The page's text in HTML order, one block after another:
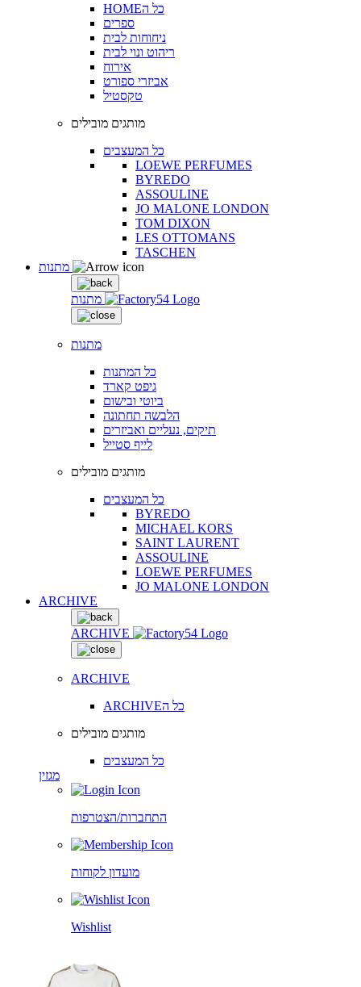
HOMEכל ה
ספרים
ניחוחות לבית
ריהוט ונוי לבית
אירוח
אביזרי ספורט
טקסטיל
מותגים מובילים
כל המעצבים
LOEWE PERFUMES
BYREDO
ASSOULINE
JO MALONE LONDON
TOM DIXON
LES OTTOMANS
TASCHEN
מתנות
מתנות
כל המתנות
גיפט קארד
ביוטי ובישום
הלבשה תחתונה
תיקים, נעליים ואביזרים
לייף סטייל
מותגים מובילים
כל המעצבים
BYREDO
MICHAEL KORS
SAINT LAURENT
ASSOULINE
LOEWE PERFUMES
JO MALONE LONDON
ARCHIVE
ARCHIVE
ARCHIVE
ARCHIVEכל ה
מותגים מובילים
כל המעצבים
מגזין
התחברות/הצטרפות
מועדון לקוחות
Wishlist